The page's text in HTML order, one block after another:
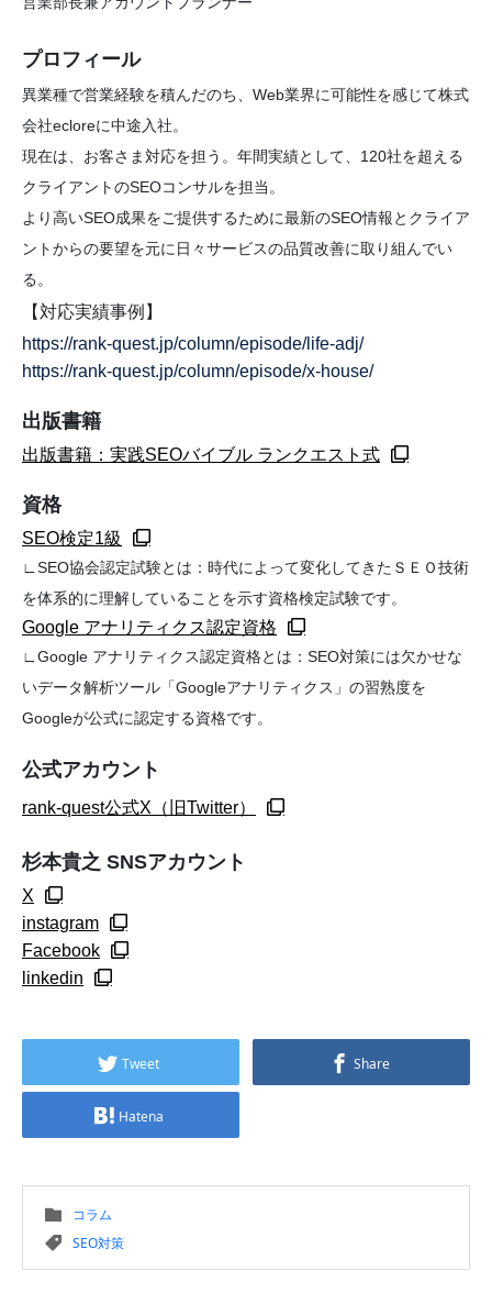
プロフィール
異業種で営業経験を積んだのち、Web業界に可能性を感じて株式
会社ecloreに中途入社。
現在は、お客さま対応を担う。年間実績として、120社を超える
クライアントのSEOコンサルを担当。
より高いSEO成果をご提供するために最新のSEO情報とクライア
ントからの要望を元に日々サービスの品質改善に取り組んでい
る。
【対応実績事例】
https://rank-quest.jp/column/episode/life-adj/
https://rank-quest.jp/column/episode/x-house/
出版書籍
出版書籍：実践SEOバイブル ランクエスト式
資格
SEO検定1級
∟SEO協会認定試験とは：時代によって変化してきたＳＥＯ技術
を体系的に理解していることを示す資格検定試験です。
Google アナリティクス認定資格
∟Google アナリティクス認定資格とは：SEO対策には欠かせな
いデータ解析ツール「Googleアナリティクス」の習熟度を
Googleが公式に認定する資格です。
公式アカウント
rank-quest公式X（旧Twitter）
杉本貴之 SNSアカウント
X
instagram
Facebook
linkedin
Tweet Share
Hatena
コラム
SEO対策